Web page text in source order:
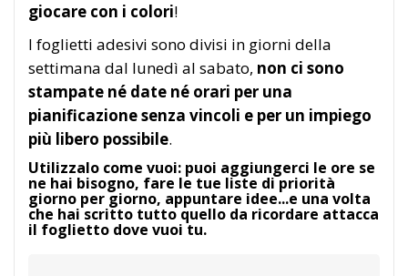
giocare con i colori!
I foglietti adesivi sono divisi in giorni della
settimana dal lunedì al sabato, non ci sono
stampate né date né orari per una
pianificazione senza vincoli e per un impiego
più libero possibile.
Utilizzalo come vuoi: puoi aggiungerci le ore se
ne hai bisogno, fare le tue liste di priorità
giorno per giorno, appuntare idee...e una volta
che hai scritto tutto quello da ricordare attacca
il foglietto dove vuoi tu.